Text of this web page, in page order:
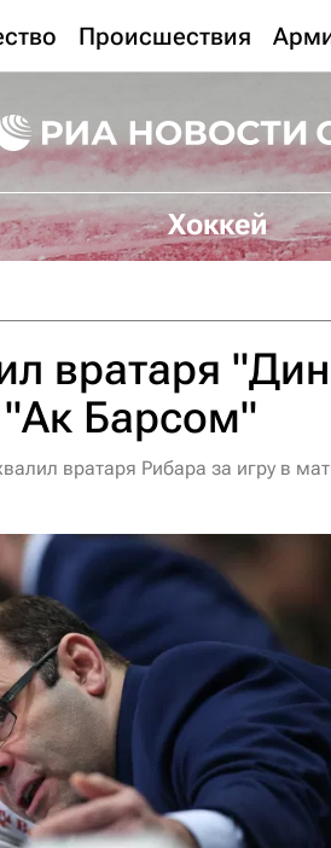
Происшествия
Хоккей
вратаря
"Ак Барсом"
вратаря Рибара за игру в